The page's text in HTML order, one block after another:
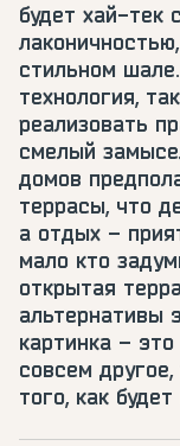
будет хай-тек
стильном
технология,
реализовать
смелый
домов
террасы, что
а отдых –
мало кто
открытая
альтернативы
картинка –
совсем
того, как